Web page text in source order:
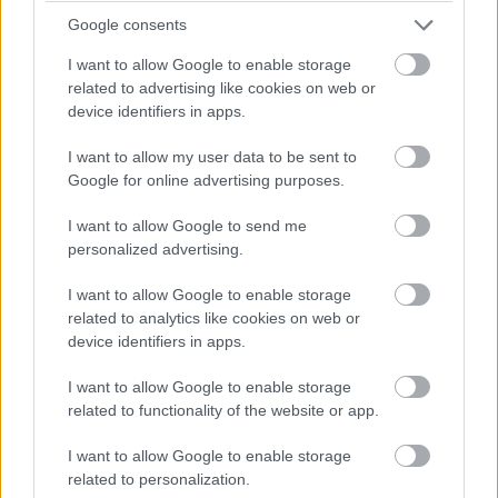
Google consents
I want to allow Google to enable storage
related to advertising like cookies on web or
device identifiers in apps.
I want to allow my user data to be sent to
Google for online advertising purposes.
I want to allow Google to send me
personalized advertising.
I want to allow Google to enable storage
related to analytics like cookies on web or
device identifiers in apps.
I want to allow Google to enable storage
related to functionality of the website or app.
I want to allow Google to enable storage
related to personalization.
Diákok a munkaerőpiacon: Így formálják a 2026-os
trendeket a fiatalok elvárásai (X)
A diákoknak már nem elég a magas órabér,
rugalmasságot is várnak.
#it #frissítés
#fall creators update
Virtualizáció gépi
intelligenciával
Kis Endre|2018 október 4. 11:50